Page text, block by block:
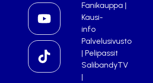
Fanikauppa |
Kausi-
info
Palvelusivusto
| Pelipassit
SalibandyTV
|